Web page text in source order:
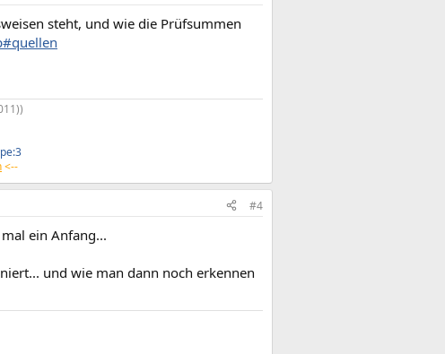
steht, und wie die Prüfsummen
<--
#4
ein Anfang...
und wie man dann noch erkennen